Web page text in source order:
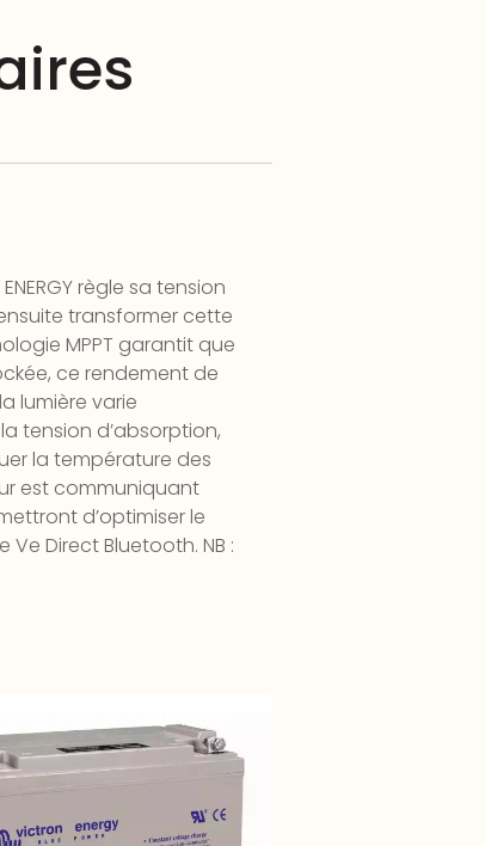
règle sa tension
transformer cette
MPPT garantit que
ce rendement de
lumière varie
tension d’absorption,
la température des
est communiquant
d’optimiser le
Ve Direct Bluetooth. NB :
GEL 12V – 150-165Ah